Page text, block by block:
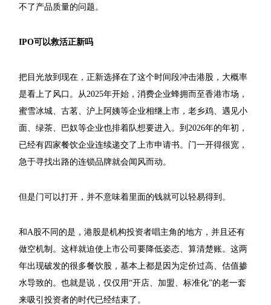
不了产品质量的问题。
IPO可以救活正新吗
把目光放到现在，正新选择在了这个时间段冲击港股，大概率
是看上了风口。从2025年开始，消费企业蜂拥而至香港市场，
蜜雪冰城、古茗、沪上阿姨等企业相继上市，老乡鸡、遇见小
面、绿茶、巴奴等企业也排着队想要进入。到2026年的年初，
已经有四家餐饮企业连续递交了上市申请书。门一开得很宽，
急于寻找出路的连锁品牌就会闻风而动。
但是门可以打开，并不意味着里面的钱就可以轻易得到。
和A股不同的是，港股是机构投资者唱主角的地方，并且还有
做空机制。这样就迫使上市公司要降低姿态、算清楚账。这两
年出现破发的很多餐饮股，基本上都是因为定价过高、估值掺
水导致的。也就是说，仅仅用“开店、加盟、标准化”的老一套
来吸引投资者的时代已经结束了。